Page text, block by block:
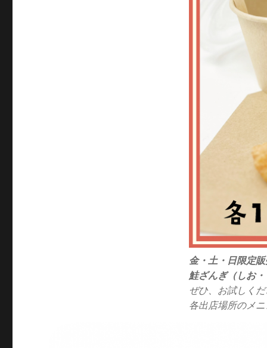
金・土・日限定
鮭ざんぎ（しお
ぜひ、お試しく
各出店場所のメ